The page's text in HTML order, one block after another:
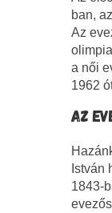
ban,
Az
a női
1962
AZ
István
1843-